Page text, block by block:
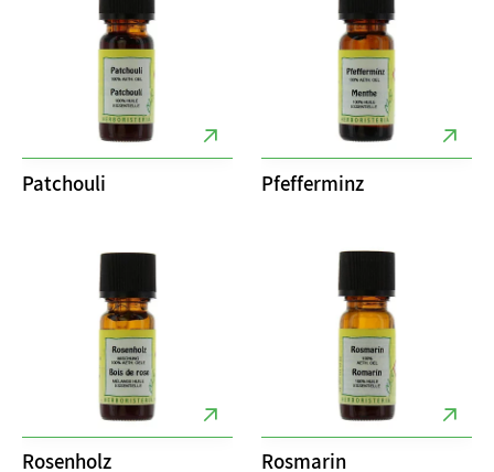
Patchouli Pfefferminz
Rosenholz
Rosmarin